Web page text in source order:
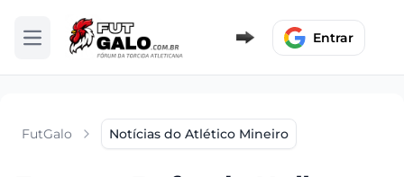
Abrir menu Entrar
FutGalo Notícias do Atlético Mineiro